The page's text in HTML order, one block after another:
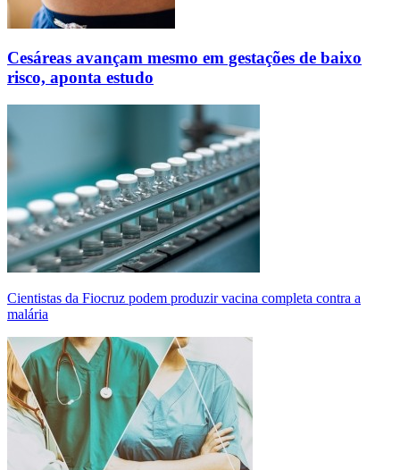
Cesáreas avançam mesmo em gestações de baixo
risco, aponta estudo
Cientistas da Fiocruz podem produzir vacina completa contra a
malária